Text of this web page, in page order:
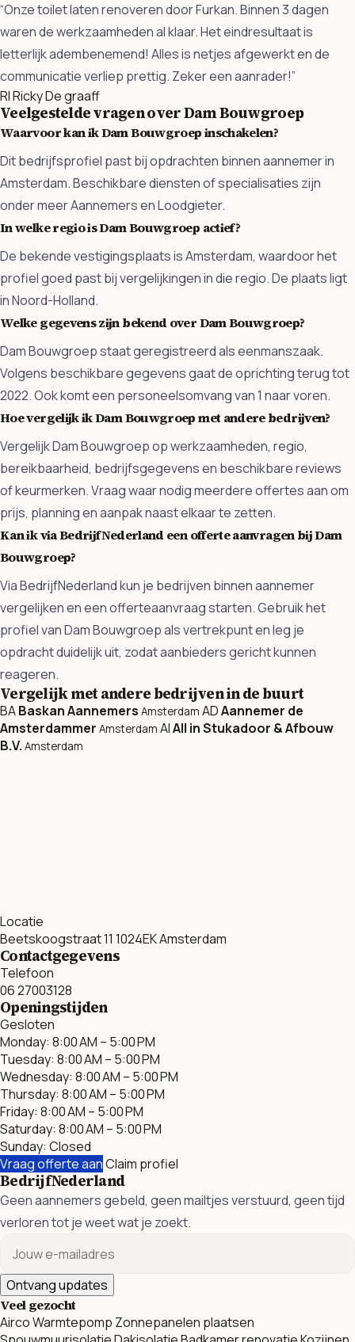
“Onze toilet laten renoveren door Furkan. Binnen 3 dagen
waren de werkzaamheden al klaar. Het eindresultaat is
letterlijk adembenemend! Alles is netjes afgewerkt en de
communicatie verliep prettig. Zeker een aanrader!”
RIRicky De graaff
Veelgestelde vragen over Dam Bouwgroep
Waarvoor kan ik Dam Bouwgroep inschakelen?
Dit bedrijfsprofiel past bij opdrachten binnen aannemer in
Amsterdam. Beschikbare diensten of specialisaties zijn
onder meer Aannemers en Loodgieter.
In welke regio is Dam Bouwgroep actief?
De bekende vestigingsplaats is Amsterdam, waardoor het
profiel goed past bij vergelijkingen in die regio. De plaats ligt
in Noord-Holland.
Welke gegevens zijn bekend over Dam Bouwgroep?
Dam Bouwgroep staat geregistreerd als eenmanszaak.
Volgens beschikbare gegevens gaat de oprichting terug tot
2022. Ook komt een personeelsomvang van 1 naar voren.
Hoe vergelijk ik Dam Bouwgroep met andere bedrijven?
Vergelijk Dam Bouwgroep op werkzaamheden, regio,
bereikbaarheid, bedrijfsgegevens en beschikbare reviews
of keurmerken. Vraag waar nodig meerdere offertes aan om
prijs, planning en aanpak naast elkaar te zetten.
Kan ik via BedrijfNederland een offerte aanvragen bij Dam
Bouwgroep?
Via BedrijfNederland kun je bedrijven binnen aannemer
vergelijken en een offerteaanvraag starten. Gebruik het
profiel van Dam Bouwgroep als vertrekpunt en leg je
opdracht duidelijk uit, zodat aanbieders gericht kunnen
reageren.
Vergelijk met andere bedrijven in de buurt
BABaskan Aannemers Amsterdam ADAannemer de
Amsterdammer Amsterdam AIAll in Stukadoor & Afbouw
B.V. Amsterdam
Locatie
Beetskoogstraat 11 1024EK Amsterdam
Contactgegevens
Telefoon
06 27003128
Openingstijden
Gesloten
Monday: 8:00 AM – 5:00 PM
Tuesday: 8:00 AM – 5:00 PM
Wednesday: 8:00 AM – 5:00 PM
Thursday: 8:00 AM – 5:00 PM
Friday: 8:00 AM – 5:00 PM
Saturday: 8:00 AM – 5:00 PM
Sunday: Closed
Vraag offerte aanClaim profiel
BedrijfNederland
Geen aannemers gebeld, geen mailtjes verstuurd, geen tijd
verloren tot je weet wat je zoekt.
Ontvang updates
Veel gezocht
AircoWarmtepomp Zonnepanelen plaatsen